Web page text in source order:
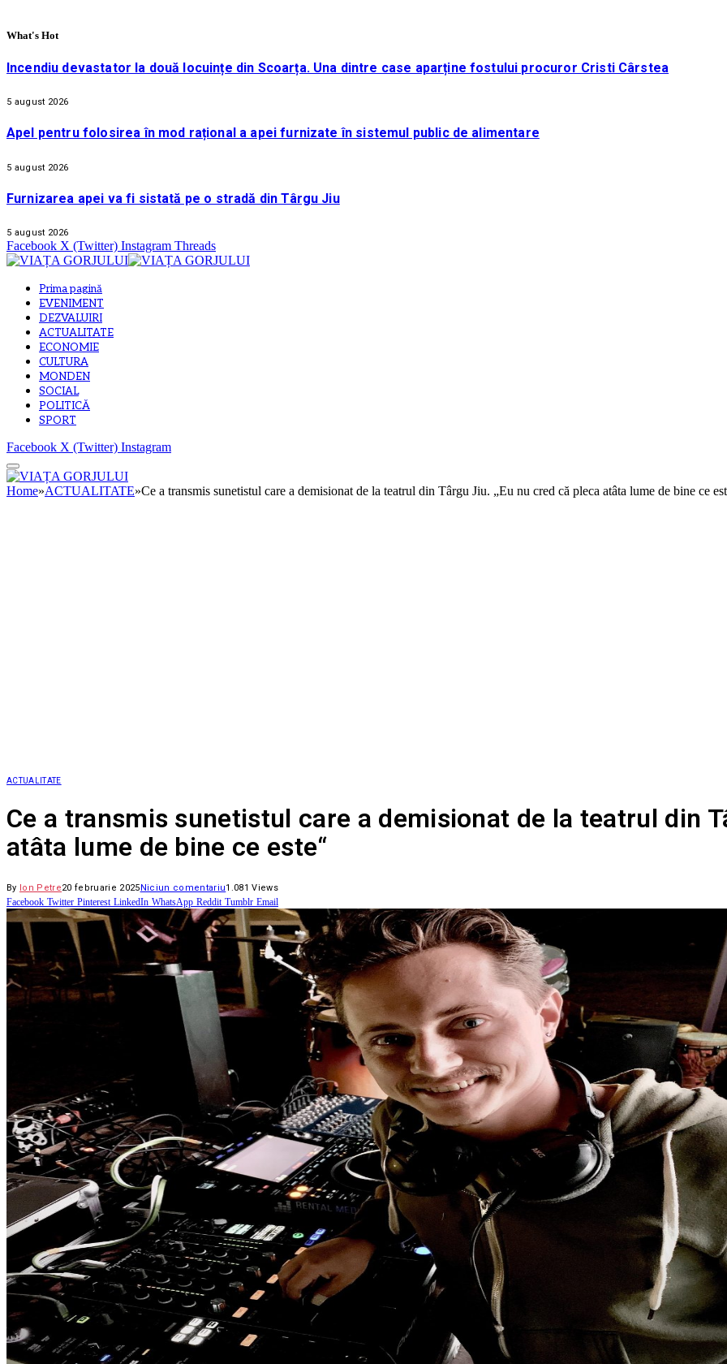
What's Hot
Incendiu devastator la două locuințe din Scoarța. Una dintre case aparține fostului procuror Cristi Cârstea
5 august 2026
Apel pentru folosirea în mod rațional a apei furnizate în sistemul public de alimentare
5 august 2026
Furnizarea apei va fi sistată pe o stradă din Târgu Jiu
5 august 2026
Facebook X (Twitter) Instagram Threads
Prima pagină
EVENIMENT
DEZVALUIRI
ACTUALITATE
ECONOMIE
CULTURA
MONDEN
SOCIAL
POLITICĂ
SPORT
Facebook X (Twitter) Instagram
Home»ACTUALITATE»Ce a transmis sunetistul care a demisionat de la teatrul din Târgu Jiu. „Eu nu cred că pleca atâta lume de bine ce
ACTUALITATE
Ce a transmis sunetistul care a demisionat de la teatrul din
atâta lume de bine ce este“
By Ion Petre20 februarie 2025Niciun comentariu1.081Views
Facebook Twitter Pinterest LinkedIn WhatsApp Reddit Tumblr Email